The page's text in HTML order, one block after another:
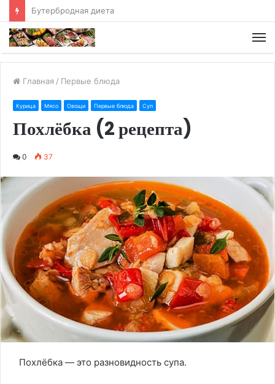
Хлебная диета
Главная / Первые блюда
Курица Мясо Овощи Первые блюда Суп
Похлёбка (2 рецепта)
0 37
Похлёбка — это разновидность супа.